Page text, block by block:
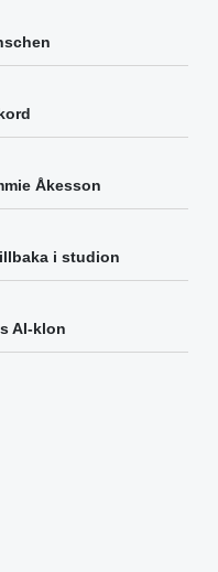
Åkesson
i studion
AI-klon